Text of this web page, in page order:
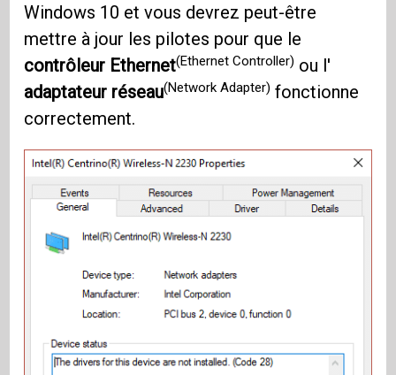
Windows 10 et vous devrez peut-être
mettre à jour les pilotes pour que le
contrôleur Ethernet(Ethernet Controller) ou l'
adaptateur réseau(Network Adapter) fonctionne
correctement.